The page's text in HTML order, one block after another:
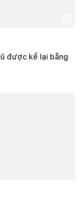
được kể lại bằng